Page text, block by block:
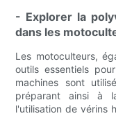
- Explorer la
dans les
Les motoculteurs,
outils essentiels
machines sont
préparant ainsi à
l'utilisation de vérins